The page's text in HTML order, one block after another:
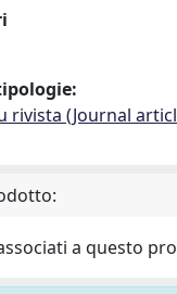
rivista (Journal
a questo